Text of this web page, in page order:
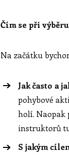
Čím se při
Na začátku
Jak často a
pohybové
holí. Naopak
instruktorů
S jakým